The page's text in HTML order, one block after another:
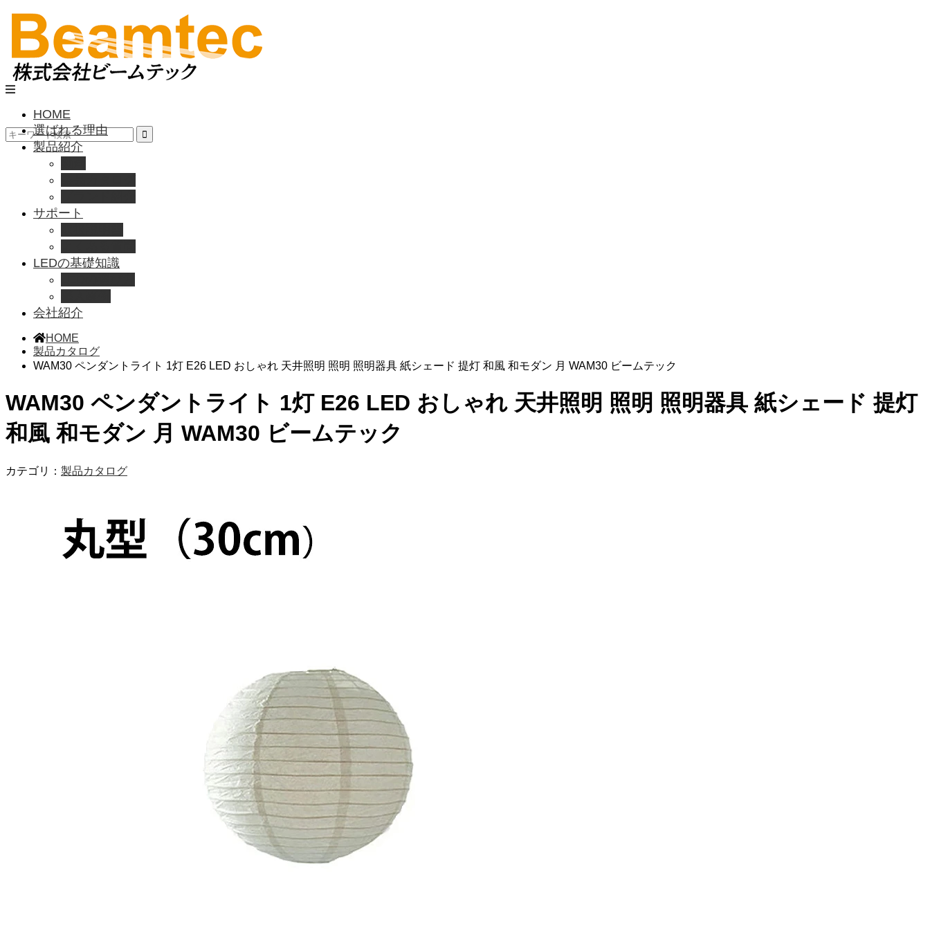
HOME
選ばれる理由
製品紹介
サポート
LEDの基礎知識
会社紹介
HOME
製品カタログ
WAM30 ペンダントライト 1灯 E26 LED おしゃれ 天井照明 照明 照明器具 紙シェード 提灯 和風 和モダン 月 WAM30 ビームテック
WAM30 ペンダントライト 1灯 E26 LED おしゃれ 天井照明 照明 照明器具 紙シェード 提灯
和風 和モダン 月 WAM30 ビームテック
カテゴリ： 製品カタログ